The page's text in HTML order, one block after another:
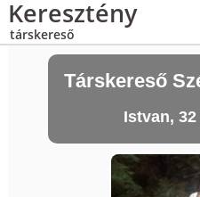
Keresztény
társkereső
Társkereső
Istvan,